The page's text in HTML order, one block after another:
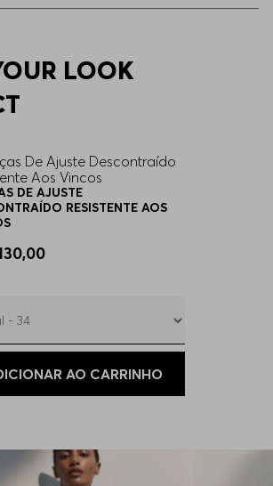
Indisponível
LOOK
DE AJUSTE
RESISTENTE AOS
AO CARRINHO